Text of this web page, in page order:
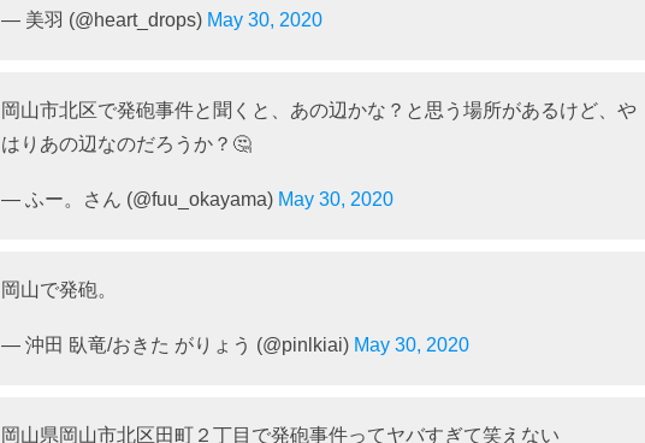
— 美羽 (@heart_drops) May 30, 2020
岡山市北区で発砲事件と聞くと、あの辺かな？と思う場所があるけど、や
はりあの辺なのだろうか？🤔
— ふー。さん (@fuu_okayama) May 30, 2020
岡山で発砲。
— 沖田 臥竜/おきた がりょう (@pinlkiai) May 30, 2020
岡山県岡山市北区田町２丁目で発砲事件ってヤバすぎて笑えない